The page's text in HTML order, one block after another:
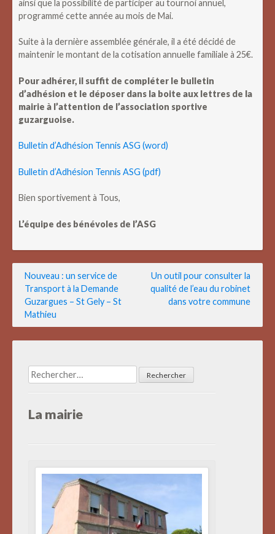
ainsi que la possibilité de participer au tournoi annuel,
programmé cette année au mois de Mai.
Suite à la dernière assemblée générale, il a été décidé de
maintenir le montant de la cotisation annuelle familiale à 25€.
Pour adhérer, il suffit de compléter le bulletin
d’adhésion et le déposer dans la boite aux lettres de la
mairie à l’attention de l’association sportive
guzarguoise.
Bulletin d’Adhésion Tennis ASG (word)
Bulletin d’Adhésion Tennis ASG (pdf)
Bien sportivement à Tous,
L’équipe des bénévoles de l’ASG
Navigation
l’article
Nouveau : un service de
Transport à la Demande
Guzargues – St Gely – St
Mathieu
Un outil pour consulter la
qualité de l’eau du robinet
dans votre commune
Rechercher :
La mairie